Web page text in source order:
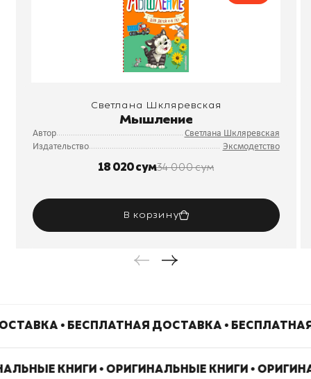
Светлана Шкляревская
Мышление
Автор
Светлана Шкляревская
Издательство
Эксмодетство
18 020 сум34 000 сум
В корзину
• БЕСПЛАТНАЯ ДОСТАВКА •
КНИГИ • ОРИГИНАЛЬНЫЕ КНИГИ •